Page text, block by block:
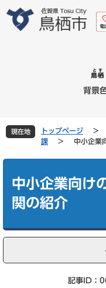
文
背景
現在地 トップページ >
課
> 中小企業
中小企業向け
関の紹介
記事ID：